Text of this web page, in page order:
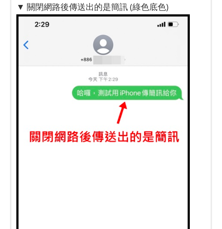
▼ 關閉網路後傳送出的是簡訊 (綠色底色)